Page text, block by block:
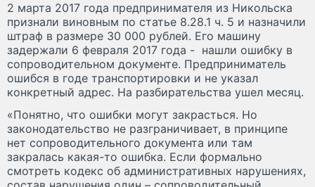
2 марта 2017 года предпринимателя из Никольска
признали виновным по статье 8.28.1 ч. 5 и назначили
штраф в размере 30 000 рублей. Его машину
задержали 6 февраля 2017 года - нашли ошибку в
сопроводительном документе. Предприниматель
ошибся в годе транспортировки и не указал
конкретный адрес. На разбирательства ушел месяц.
«Понятно, что ошибки могут закрасться. Но
законодательство не разграничивает, в принципе
нет сопроводительного документа или там
закралась какая-то ошибка. Если формально
смотреть кодекс об административных нарушениях,